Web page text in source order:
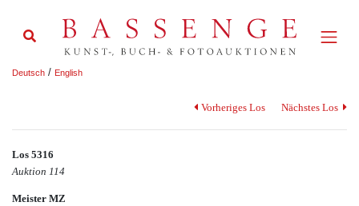
Deutsch / English
Vorheriges Los Nächstes Los
Los 5316
Auktion 114
Meister MZ